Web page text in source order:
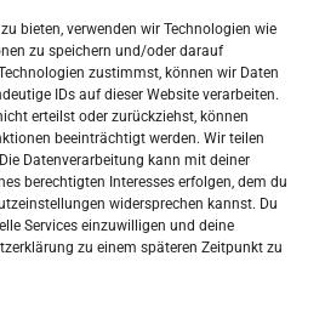
bieten, verwenden wir Technologien wie
zu speichern und/oder darauf
zustimmst, können wir Daten
IDs auf dieser Website verarbeiten.
erteilst oder zurückziehst, können
beeinträchtigt werden. Wir teilen
Datenverarbeitung kann mit deiner
berechtigten Interesses erfolgen, dem du
widersprechen kannst. Du
Services einzuwilligen und deine
zu einem späteren Zeitpunkt zu
oglas
– Njemačka?